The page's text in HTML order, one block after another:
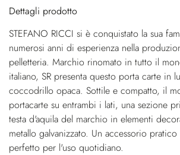
Dettagli prodotto
STEFANO RICCI si è conquistato la sua
numerosi anni di esperienza nella
pelletteria. Marchio rinomato in tutto il
italiano, SR presenta questo porta carte in
coccodrillo opaca. Sottile e compatto, il
portacarte su entrambi i lati, una sezione
testa d'aquila del marchio in elementi
metallo galvanizzato. Un accessorio pratico
perfetto per l'uso quotidiano.